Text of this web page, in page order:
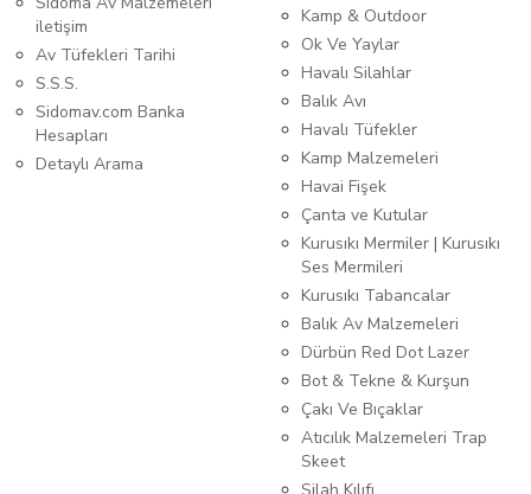
iletişim
Av Tüfekleri Tarihi
S.S.S.
Sidomav.com Banka
Hesapları
Detaylı Arama
Kamp & Outdoor
Ok Ve Yaylar
Havalı Silahlar
Balık Avı
Havalı Tüfekler
Kamp Malzemeleri
Havai Fişek
Çanta ve Kutular
Kurusıkı Mermiler | Kurusıkı
Ses Mermileri
Kurusıkı Tabancalar
Balık Av Malzemeleri
Dürbün Red Dot Lazer
Bot & Tekne & Kurşun
Çakı Ve Bıçaklar
Atıcılık Malzemeleri Trap
Skeet